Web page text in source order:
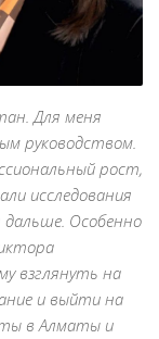
Для меня
руководством.
рост,
исследования
Особенно
взглянуть на
и выйти на
в Алматы и